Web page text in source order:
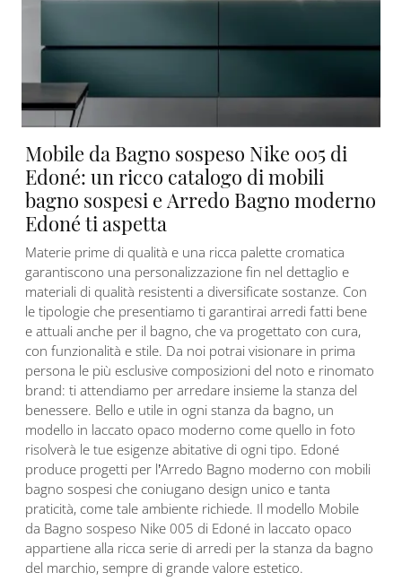
Mobile da Bagno sospeso Nike 005 di
Edoné: un ricco catalogo di mobili
bagno sospesi e Arredo Bagno moderno
Edoné ti aspetta
Materie prime di qualità e una ricca palette cromatica
garantiscono una personalizzazione fin nel dettaglio e
materiali di qualità resistenti a diversificate sostanze. Con
le tipologie che presentiamo ti garantirai arredi fatti bene
e attuali anche per il bagno, che va progettato con cura,
con funzionalità e stile. Da noi potrai visionare in prima
persona le più esclusive composizioni del noto e rinomato
brand: ti attendiamo per arredare insieme la stanza del
benessere. Bello e utile in ogni stanza da bagno, un
modello in laccato opaco moderno come quello in foto
risolverà le tue esigenze abitative di ogni tipo. Edoné
produce progetti per l’Arredo Bagno moderno con mobili
bagno sospesi che coniugano design unico e tanta
praticità, come tale ambiente richiede. Il modello Mobile
da Bagno sospeso Nike 005 di Edoné in laccato opaco
appartiene alla ricca serie di arredi per la stanza da bagno
del marchio, sempre di grande valore estetico.